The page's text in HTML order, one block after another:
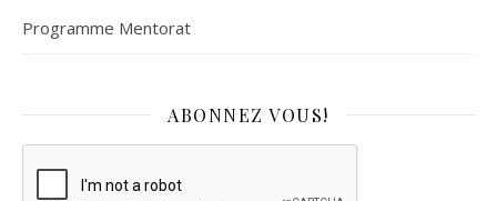
Programme Mentorat
ABONNEZ VOUS!